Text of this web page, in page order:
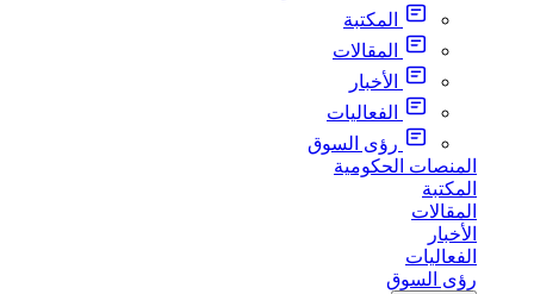
المكتبة
المقالات
الأخبار
الفعاليات
رؤى السوق
المنصات الحكومية
المكتبة
المقالات
الأخبار
الفعاليات
رؤى السوق